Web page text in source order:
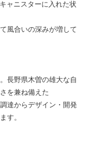
ャニスターに入れた状
風合いの深みが増して
長野県木曽の雄大な自
を兼ね備えた
達からデザイン・開発
す。